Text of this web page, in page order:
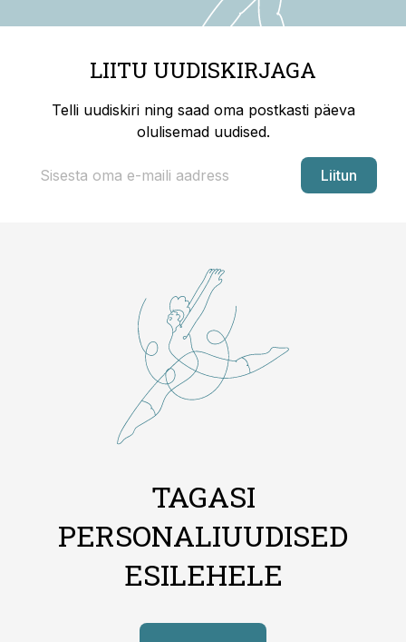
LIITU UUDISKIRJAGA
Telli uudiskiri ning saad oma postkasti päeva
olulisemad uudised.
Liitun
TAGASI
PERSONALIUUDISED
ESILEHELE